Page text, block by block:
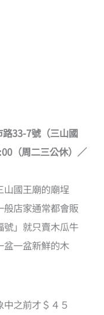
33-7號（三山國
（周二三公休）／
山國王廟的廟埕
般店家通常都會販
號」就只賣木瓜牛
盆一盆新鮮的木
之前才＄４５